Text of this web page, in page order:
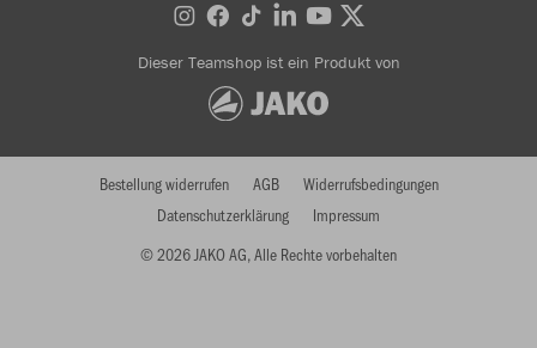
Dieser Teamshop ist ein Produkt von
© 2026 JAKO AG, Alle Rechte vorbehalten
Bestellung widerrufen AGB
Widerrufsbedingungen
Datenschutzerklärung
Impressum